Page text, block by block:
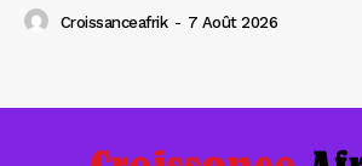
Croissanceafrik - 7 Août 2026